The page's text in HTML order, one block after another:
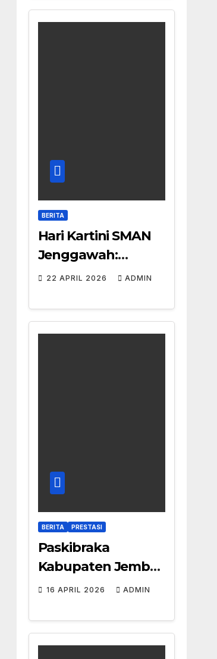
BERITA
Hari Kartini SMAN
Jenggawah:
Semangat
Digital
22 APRIL 2026 ADMIN
BERITA PRESTASI
Paskibraka
Kabupaten Jember
2026: Dua Siswa
Lolos
16 APRIL 2026 ADMIN